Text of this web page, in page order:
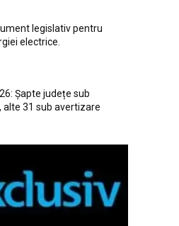
legislativ pentru
electrice.
Șapte județe sub
alte 31 sub avertizare